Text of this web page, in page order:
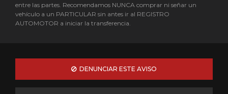
entre las partes. Recomendamos NUNCA comprar ni señar un
vehículo a un PARTICULAR sin antes ir al REGISTRO
AUTOMOTOR a iniciar la transferencia.
DENUNCIAR ESTE AVISO